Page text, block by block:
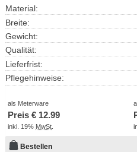
Material:
Breite:
Gewicht:
Qualität:
Lieferfrist:
Pflegehinweise:
als Meterware
Preis € 12.99
inkl. 19% MwSt
Bestellen